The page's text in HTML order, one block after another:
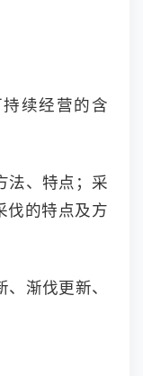
续经营的含
法、特点；采
伐的特点及方
渐伐更新、